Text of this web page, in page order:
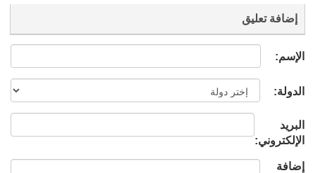
إضافة تعليق
الإسم:
الدولة:
البريد
الإلكتروني:
إضافة